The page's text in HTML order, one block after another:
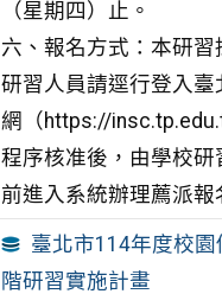
（星期四）止。
六、報名方式：本研習
研習人員請逕行登入臺
網（https://
程序核准後，由學校研
前進入系統辦理薦派報
臺北市114年度校
階研習實施計畫